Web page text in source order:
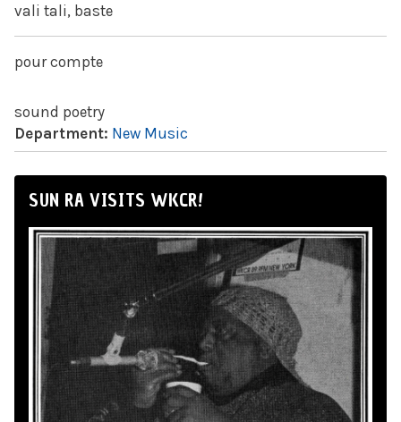
vali tali, baste
pour compte
sound poetry
Department: New Music
SUN RA VISITS WKCR!